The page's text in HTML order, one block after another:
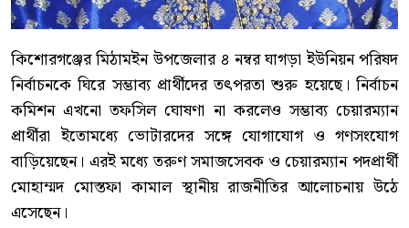
কিশোরগঞ্জের মিঠামইন উপজেলার ৪ নম্বর ঘাগড়া ইউনিয়ন পরিষদ
নির্বাচনকে ঘিরে সম্ভাব্য প্রার্থীদের তৎপরতা শুরু হয়েছে। নির্বাচন
কমিশন এখনো তফসিল ঘোষণা না করলেও সম্ভাব্য চেয়ারম্যান
প্রার্থীরা ইতোমধ্যে ভোটারদের সঙ্গে যোগাযোগ ও গণসংযোগ
বাড়িয়েছেন। এরই মধ্যে তরুণ সমাজসেবক ও চেয়ারম্যান পদপ্রার্থী
মোহাম্মদ মোস্তফা কামাল স্থানীয় রাজনীতির আলোচনায় উঠে
এসেছেন।